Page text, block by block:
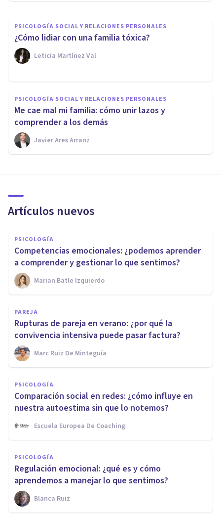
PSICOLOGÍA SOCIAL Y RELACIONES PERSONALES
¿Cómo lidiar con una familia tóxica?
Leticia Martínez Val
PSICOLOGÍA SOCIAL Y RELACIONES PERSONALES
Me cae mal mi familia: cómo unir lazos y
comprender a los demás
Javier Ares Arranz
Artículos nuevos
PSICOLOGÍA
Competencias emocionales: ¿podemos aprender
a comprender y gestionar lo que sentimos?
Marian Batle Izquierdo
PAREJA
Rupturas de pareja en verano: ¿por qué la
convivencia intensiva puede pasar factura?
Marc Ruiz De Minteguía
PSICOLOGÍA
Comparación social en redes: ¿cómo influye en
nuestra autoestima sin que lo notemos?
Escuela Europea De Coaching
PSICOLOGÍA
Regulación emocional: ¿qué es y cómo
aprendemos a manejar lo que sentimos?
Blanca Ruiz